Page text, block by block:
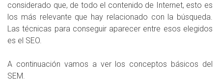
considerado que, de todo el contenido de Internet, esto es
los más relevante que hay relacionado con la búsqueda.
Las técnicas para conseguir aparecer entre esos elegidos
es el SEO.
A continuación vamos a ver los conceptos básicos del
SEM.